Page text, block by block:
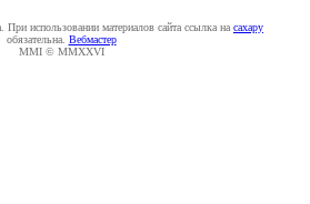
При использовании материалов сайта ссылка на caxapу
обязательна. Вебмастер
MMI © MMXXVI